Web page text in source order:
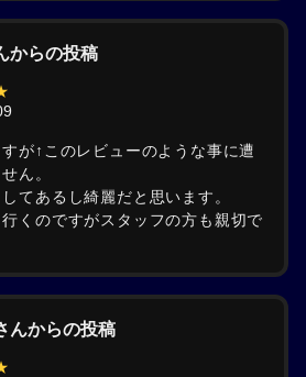
からの投稿
が↑このレビューのような事に遭
ん。
てあるし綺麗だと思います。
くのですがスタッフの方も親切で
んからの投稿